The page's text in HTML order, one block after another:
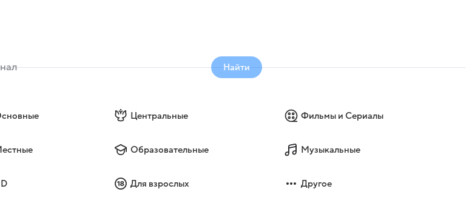
Найти
Центральные Фильмы и Сериалы
Образовательные Музыкальные
Для взрослых Другое